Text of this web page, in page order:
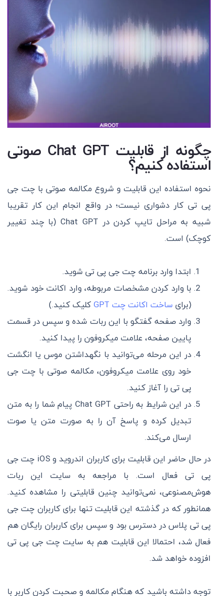
چگونه از قابلیت Chat GPT صوتی
استفاده کنیم؟
نحوه استفاده این قابلیت و شروع مکالمه صوتی با چت جی
پی تی کار دشواری نیست؛ در واقع انجام این کار تقریبا
شبیه به مراحل تایپ کردن در Chat GPT (با چند تغییر
کوچک) است.
ابتدا وارد برنامه چت جی پی تی شوید.
با وارد کردن مشخصات مربوطه، وارد اکانت خود شوید.
(برای ساخت اکانت چت GPT
کلیک کنید.)
وارد صفحه گفتگو با این ربات شده و سپس در قسمت
پایین صفحه، علامت میکروفون را پیدا کنید.
در این مرحله می‌توانید با نگهداشتن موس یا انگشت
خود روی علامت میکروفون، مکالمه صوتی با چت جی
پی تی را آغاز کنید.
در این شرایط به راحتی Chat GPT پیام شما را به متن
تبدیل کرده و پاسخ آن را به صورت متن یا صوت
ارسال می‌کند.
در حال حاضر این قابلیت برای کاربران اندروید و iOS چت جی
پی تی فعال است. با مراجعه به سایت این ربات
هوش‌مصنوعی، نمی‌توانید چنین قابلیتی را مشاهده کنید.
همانطور که در گذشته این قابلیت تنها برای کاربران چت جی
پی تی پلاس در دسترس بود و سپس برای کاربران رایگان هم
فعال شد، احتمالا این قابلیت هم به سایت چت جی پی تی
افزوده خواهد شد.
توجه داشته باشید که هنگام مکالمه و صحبت کردن کاربر با